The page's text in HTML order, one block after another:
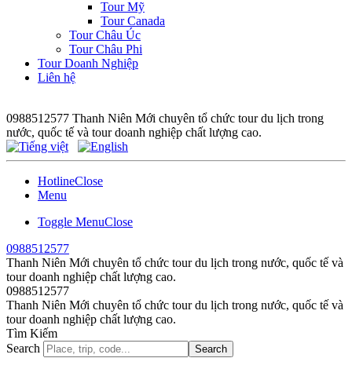
Tour Mỹ
Tour Canada
Tour Châu Úc
Tour Châu Phi
Tour Doanh Nghiệp
Liên hệ
0988512577 Thanh Niên Mới chuyên tổ chức tour du lịch trong
nước, quốc tế và tour doanh nghiệp chất lượng cao.
HotlineClose
Menu
Toggle MenuClose
0988512577
Thanh Niên Mới chuyên tổ chức tour du lịch trong nước, quốc tế và
tour doanh nghiệp chất lượng cao.
0988512577
Thanh Niên Mới chuyên tổ chức tour du lịch trong nước, quốc tế và
tour doanh nghiệp chất lượng cao.
Tìm Kiếm
Search
Search